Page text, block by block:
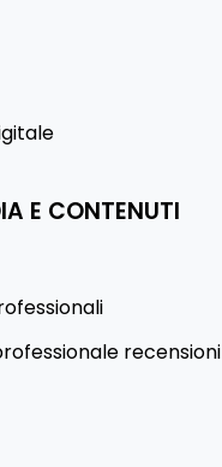
E CONTENUTI
recensioni